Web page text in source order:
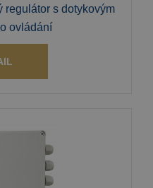
regulátor s dotykovým
ovládání